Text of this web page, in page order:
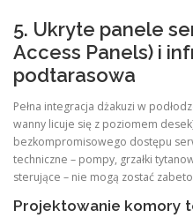
5. Ukryte panele
Access Panels) i
podtarasowa
Pełna integracja dżakuzi w
wanny licuje się z poziomem
bezkompromisowego dostępu
techniczne – pompy, grzałki
sterujące – nie mogą zostać
Projektowanie komory